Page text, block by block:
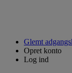
Glemt
Opret konto
Log ind